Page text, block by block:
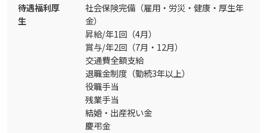
待遇福利厚
生
社会保険完備（雇用・労災・健康・厚生年
金）
昇給/年1回（4月）
賞与/年2回（7月・12月）
交通費全額支給
退職金制度（勤続3年以上）
役職手当
残業手当
結婚・出産祝い金
慶弔金